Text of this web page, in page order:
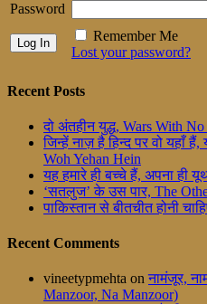
Password
Remember Me
Lost your password?
Recent Posts
दो अंतहीन युद्ध, Wars With
जिन्हें नाज़ है हिन्द पर वो यहाँ
Woh Yehan Hein
यह हमारे ही बच्चे हैं, अपना ही
‘सतलुज’ के उस पार, The
पाकिस्तान से बीतचीत होनी
Recent Comments
vineetypmehta on नामंजूर,
Manzoor, Na Manzoor)